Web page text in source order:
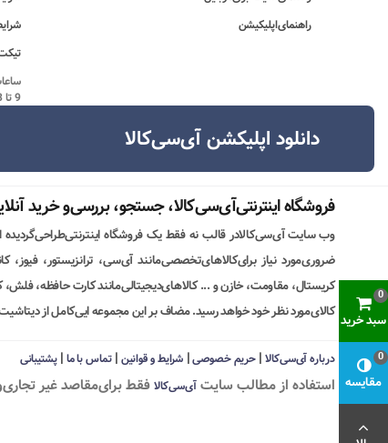
راهنمای‌اپلیکیشن
9 تا 13
دانلود اپلیکشن آی‌سی‌کالا
فروشگاه اینترنتی‌آی‌سی‌کالا، جستجو، بررسی‌و خرید
وب سایت آی‌سی‌کالادر قالب نه فقط یک فروشگاه
ضروری‌مورد نیاز برای‌کالاهای‌تخصصی‌مانند آی‌سی، ترانزیستور، فیوز،
کریستال، مقاومت، خازن و ... کالاهای‌دیجیتالی‌مانند کارت حافظه، فلش،
کالای‌مورد نظر خود خواهد رسید. مضاف بر این مجموعه ایی‌کامل از
درباره آی‌سی‌کالا| حریم خصوصی| شرایط و قوانین |تماس با ما |پشتیبانی
استفاده از مطالب سايتآی‌سی‌کالافقط برای‌مقاصد غیر
سبد خرید
0
مقایسه
0